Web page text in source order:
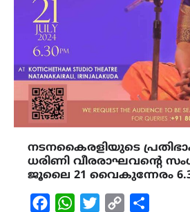
നടനകൈരളിയുടെ
ധരിണി വീരരാഘവന്റെ
ജൂലൈ 21 വൈകുന്നേരം
FacebookWhatsAppTwitterCopy